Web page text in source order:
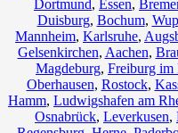
Dortmund, Essen,
Duisburg, Bochum,
Mannheim, Karlsruhe,
Gelsenkirchen, Aachen,
Magdeburg, Freiburg im
Oberhausen, Rostock,
Hamm, Ludwigshafen am
Osnabrück, Leverkusen,